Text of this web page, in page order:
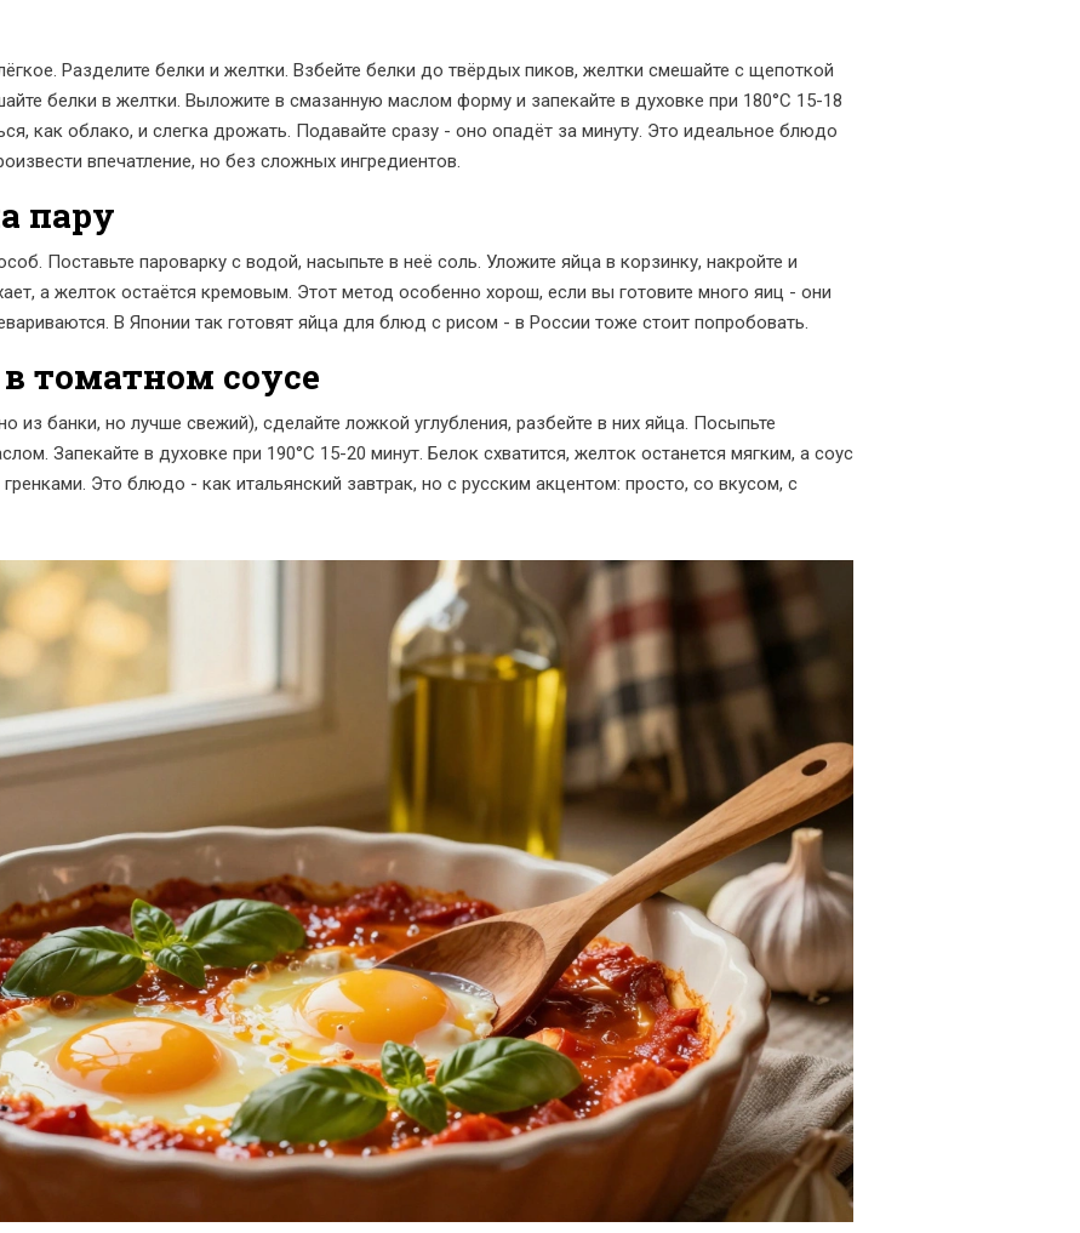
Разделите белки и желтки. Взбейте белки до твёрдых пиков, желтки смешайте с щепоткой
белки в желтки. Выложите в смазанную маслом форму и запекайте в духовке при 180°C 15-18
как облако, и слегка дрожать. Подавайте сразу - оно опадёт за минуту. Это идеальное блюдо
впечатление, но без сложных ингредиентов.
пару
Поставьте пароварку с водой, насыпьте в неё соль. Уложите яйца в корзинку, накройте и
а желток остаётся кремовым. Этот метод особенно хорош, если вы готовите много яиц - они
В Японии так готовят яйца для блюд с рисом - в России тоже стоит попробовать.
томатном соусе
из банки, но лучше свежий), сделайте ложкой углубления, разбейте в них яйца. Посыпьте
Запекайте в духовке при 190°C 15-20 минут. Белок схватится, желток останется мягким, а соус
Это блюдо - как итальянский завтрак, но с русским акцентом: просто, со вкусом, с